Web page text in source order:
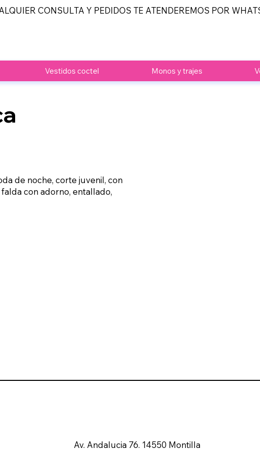
CONSULTA Y PEDIDOS TE ATENDEREMOS POR
Vestidos coctel Monos y trajes
de noche, corte juvenil, con
con adorno, entallado,
Av. Andalucia 76. 14550 Montilla